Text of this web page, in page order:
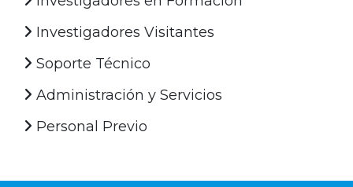
Investigadores Visitantes
Soporte Técnico
Administración y Servicios
Personal Previo